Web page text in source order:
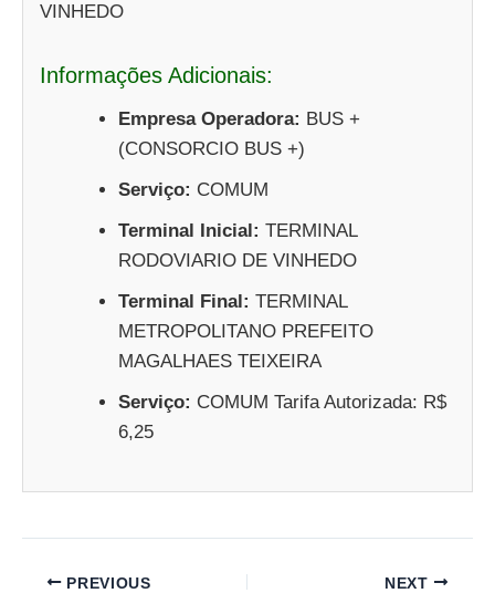
VINHEDO
Informações Adicionais:
Empresa Operadora: BUS +
(CONSORCIO BUS +)
Serviço: COMUM
Terminal Inicial: TERMINAL
RODOVIARIO DE VINHEDO
Terminal Final: TERMINAL
METROPOLITANO PREFEITO
MAGALHAES TEIXEIRA
Serviço: COMUM Tarifa Autorizada: R$
6,25
PREVIOUS NEXT